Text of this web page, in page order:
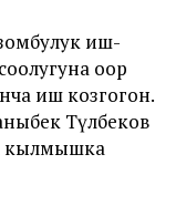
иш-
оор
иш козгогон.
Түлөбеков
кылмышка